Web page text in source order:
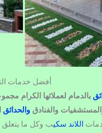
أفضل خدمات
بالدمام لعملائها الكرام
والفنادق والحدائق
اللاند سكيب وكل ما